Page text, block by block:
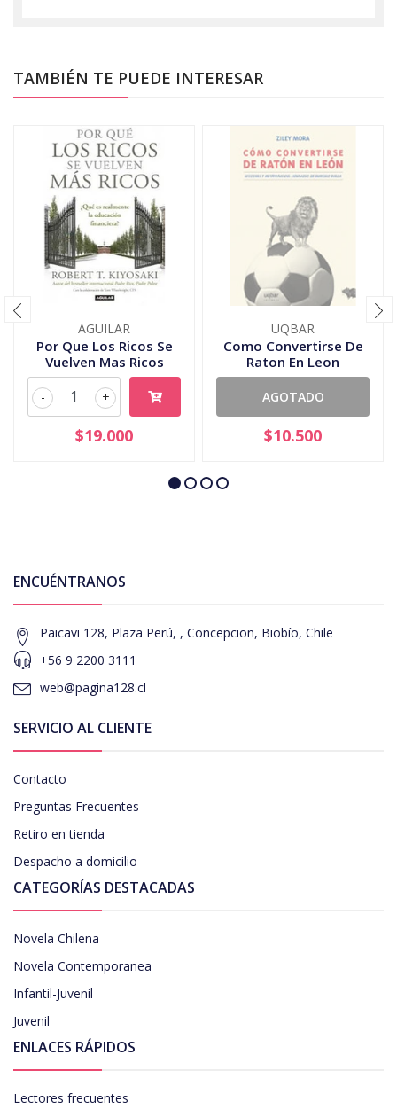
TAMBIÉN TE PUEDE INTERESAR
AGUILAR
Por Que Los Ricos Se
Vuelven Mas Ricos
+
-
$19.000
UQBAR
Como Convertirse De
Raton En Leon
AGOTADO
$10.500
ENCUÉNTRANOS
Paicavi 128, Plaza Perú, , Concepcion, Biobío, Chile
+56 9 2200 3111
web@pagina128.cl
SERVICIO AL CLIENTE
Contacto
Preguntas Frecuentes
Retiro en tienda
Despacho a domicilio
CATEGORÍAS DESTACADAS
Novela Chilena
Novela Contemporanea
Infantil-Juvenil
Juvenil
ENLACES RÁPIDOS
Lectores frecuentes